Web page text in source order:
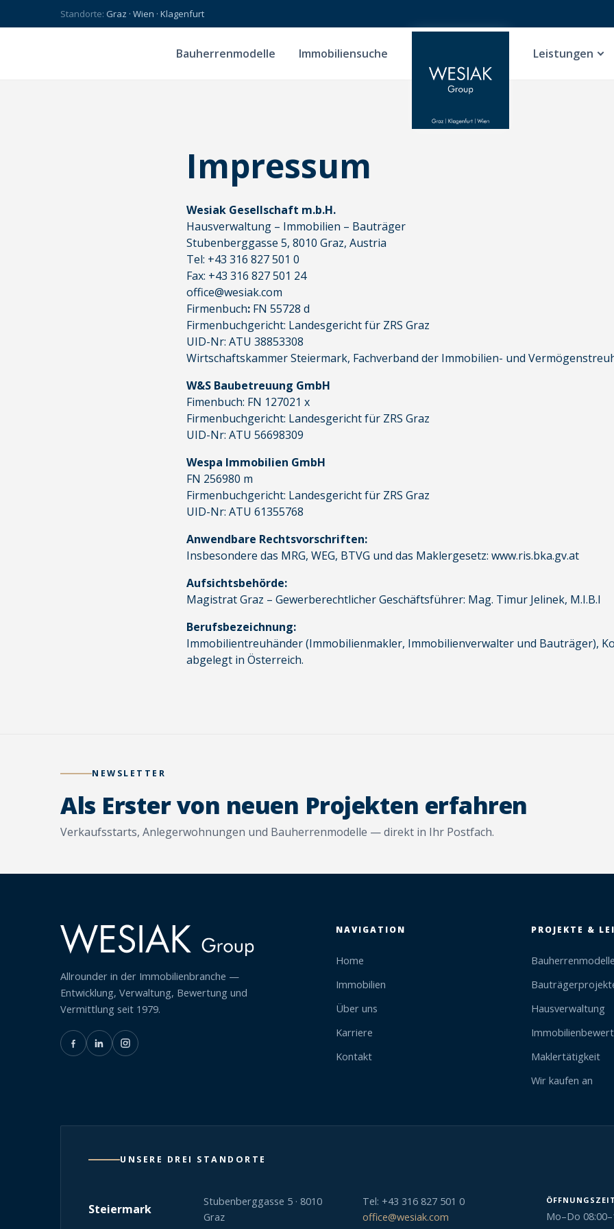
Standorte: Graz · Wien · Klagenfurt
Bauherrenmodelle Immobiliensuche Leistungen
Impressum
Wesiak Gesellschaft m.b.H.
Hausverwaltung – Immobilien – Bauträger
Stubenberggasse 5, 8010 Graz, Austria
Tel: +43 316 827 501 0
Fax: +43 316 827 501 24
office@wesiak.com
Firmenbuch: FN 55728 d
Firmenbuchgericht: Landesgericht für ZRS Graz
UID-Nr: ATU 38853308
Wirtschaftskammer Steiermark, Fachverband der Immobilien- und
W&S Baubetreuung GmbH
Fimenbuch: FN 127021 x
Firmenbuchgericht: Landesgericht für ZRS Graz
UID-Nr: ATU 56698309
Wespa Immobilien GmbH
FN 256980 m
Firmenbuchgericht: Landesgericht für ZRS Graz
UID-Nr: ATU 61355768
Anwendbare Rechtsvorschriften:
Insbesondere das MRG, WEG, BTVG und das Maklergesetz: www.ris.bka.gv.at
Aufsichtsbehörde:
Magistrat Graz – Gewerberechtlicher Geschäftsführer: Mag. Timur Jelinek, M.I.B.l
Berufsbezeichnung:
Immobilientreuhänder (Immobilienmakler, Immobilienverwalter und Bauträger),
abgelegt in Österreich.
NEWSLETTER
Als Erster von neuen Projekten erfahren
Verkaufsstarts, Anlegerwohnungen und Bauherrenmodelle — direkt in Ihr Postfach.
Allrounder in der Immobilienbranche —
Entwicklung, Verwaltung, Bewertung und
Vermittlung seit 1979.
NAVIGATION
Home
Immobilien
Über uns
Karriere
Kontakt
PROJEKTE &
Bauherrenmodelle
Hausverwaltung
Maklertätigkeit
Wir kaufen an
UNSERE DREI STANDORTE
Steiermark
Stubenberggasse 5 · 8010
Graz
Tel: +43 316 827 501 0
office@wesiak.com
Mo–Do